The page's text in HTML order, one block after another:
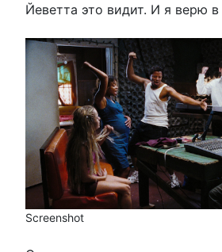
Йеветта это видит. И я верю в
Screenshot